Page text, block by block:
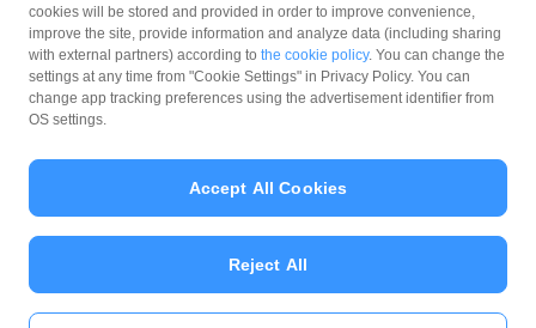
マネロン等基本方針
カスタマーハラスメントに関する当社の考え方
© PayPay Corporation
cookies will be stored and provided in order to improve convenience,
improve the site, provide information and analyze data (including sharing
with external partners) according to the cookie policy. You can change the
settings at any time from "Cookie Settings" in Privacy Policy. You can
change app tracking preferences using the advertisement identifier from
OS settings.
Reject All
Accept All Cookies